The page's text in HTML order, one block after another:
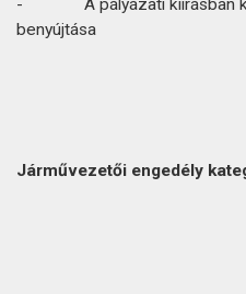
- A pályázati kiírásban
benyújtása
Járművezetői engedély